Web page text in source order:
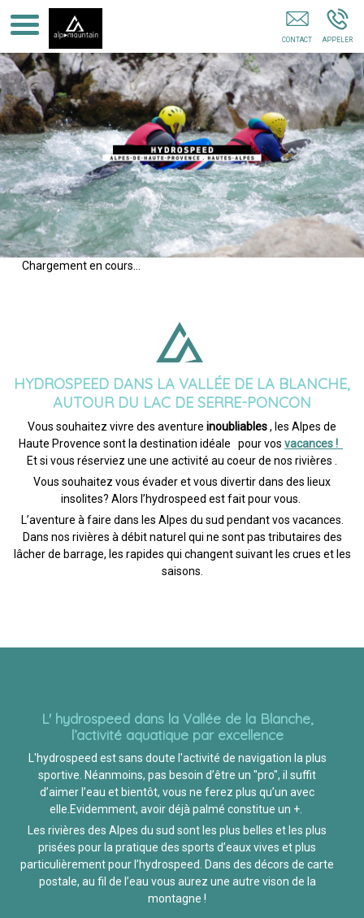
Chargement en cours...
HYDROSPEED DANS LA VALLÉE DE LA BLANCHE,
AUTOUR DU LAC DE SERRE-PONCON
Vous souhaitez vivre des aventure inoubliables, les Alpes de
Haute Provence sont la destination idéale pour vos vacances !
Et si vous réserviez une une activité au coeur de nos rivières .
Vous souhaitez vous évader et vous divertir dans des lieux
insolites? Alors l’hydrospeed est fait pour vous.
L’aventure à faire dans les Alpes du sud pendant vos vacances.
Dans nos rivières à débit naturel qui ne sont pas tributaires des
lâcher de barrage, les rapides qui changent suivant les crues et les
saisons.
L' hydrospeed dans la Vallée de la Blanche,
l’activité aquatique par excellence
L'hydrospeed est sans doute l'activité de navigation la plus
sportive. Néanmoins, pas besoin d’être un "pro", il suffit
d’aimer l’eau et bientôt, vous ne ferez plus qu’un avec
elle.Evidemment, avoir déjà palmé constitue un +.
Les rivières des Alpes du sud sont les plus belles et les plus
prisées pour la pratique des sports d’eaux vives et plus
particulièrement pour l’hydrospeed. Dans des décors de carte
postale, au fil de l’eau vous aurez une autre vison de la
montagne !